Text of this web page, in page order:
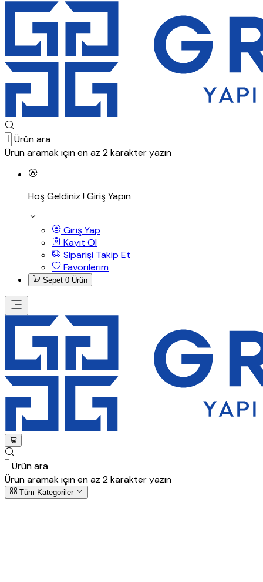
Ürün ara
Ürün aramak için en az 2 karakter yazın
Hoş Geldiniz !Giriş Yapın
Giriş Yap
Kayıt Ol
Siparişi Takip Et
Favorilerim
Sepet 0 Ürün
Ürün ara
Ürün aramak için en az 2 karakter yazın
Tüm Kategoriler